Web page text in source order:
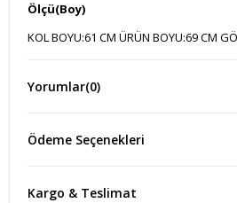
Ölçü(Boy)
KOL BOYU:61 CM ÜRÜN BOYU:69 CM
Yorumlar(0)
Ödeme Seçenekleri
Kargo & Teslimat